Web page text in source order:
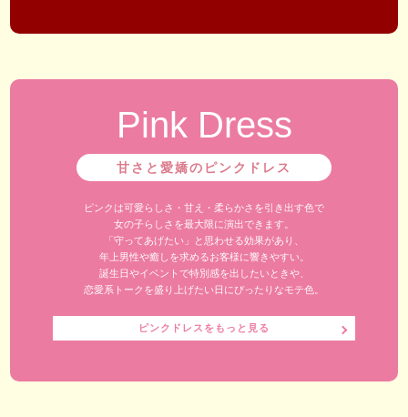
Pink Dress
甘さと愛嬌のピンクドレス
ピンクは可愛らしさ・甘え・柔らかさを引き出す色で
女の子らしさを最大限に演出できます。
「守ってあげたい」と思わせる効果があり、
年上男性や癒しを求めるお客様に響きやすい。
誕生日やイベントで特別感を出したいときや、
恋愛系トークを盛り上げたい日にぴったりなモテ色。
ピンクドレスをもっと見る